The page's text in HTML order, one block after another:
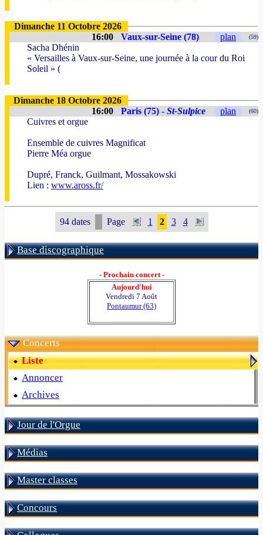
Dimanche 11 Octobre 2026
16:00
Vaux-sur-Seine (78) plan (59)
Sacha Dhénin
« Versailles à Vaux-sur-Seine, une journée à la cour du Roi
Soleil » (
Dimanche 18 Octobre 2026
16:00
Paris (75) - St-Sulpice plan (60)
Cuivres et orgue
Ensemble de cuivres Magnificat
Pierre Méa orgue
Dupré, Franck, Guilmant, Mossakowski
Lien : www.aross.fr/
94 dates Page 1 2 3 4
Base discographique
- Prochain concert -
Aujourd'hui
Vendredi 7 Août
Pontaumur (63)
Concerts
Liste
Annoncer
Archives
Jour de l'Orgue
Médias
Master classes
Concours